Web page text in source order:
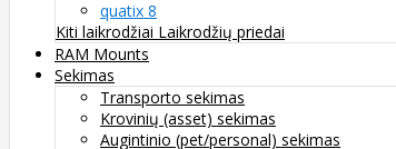
quatix 8
Kiti laikrodžiai Laikrodžių priedai
RAM Mounts
Sekimas
Transporto sekimas
Krovinių (asset) sekimas
Augintinio (pet/personal) sekimas